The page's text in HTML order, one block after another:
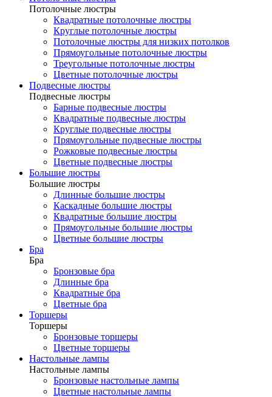
Потолочные люстры
Квадратные потолочные люстры
Круглые потолочные люстры
Потолочные люстры для низких потолков
Прямоугольные потолочные люстры
Треугольные потолочные люстры
Цветные потолочные люстры
Подвесные люстры
Подвесные люстры
Барные подвесные люстры
Квадратные подвесные люстры
Круглые подвесные люстры
Прямоугольные подвесные люстры
Рожковые подвесные люстры
Цветные подвесные люстры
Большие люстры
Большие люстры
Длинные большие люстры
Каскадные большие люстры
Квадратные большие люстры
Прямоугольные большие люстры
Цветные большие люстры
Бра
Бра
Бронзовые бра
Длинные бра
Квадратные бра
Цветные бра
Торшеры
Торшеры
Бронзовые торшеры
Цветные торшеры
Настольные лампы
Настольные лампы
Бронзовые настольные лампы
Цветные настольные лампы